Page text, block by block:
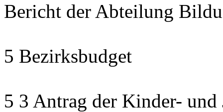
Bericht der Abteilung
5 Bezirksbudget
5 3 Antrag der Kinder-